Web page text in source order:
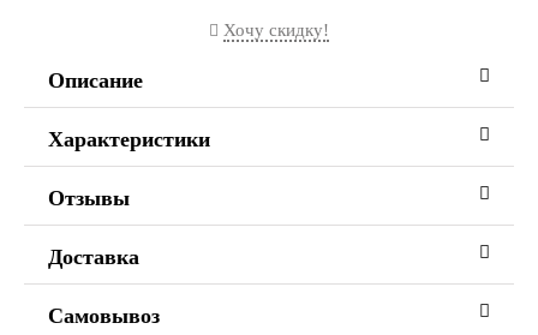
Хочу скидку!
Описание
Характеристики
Отзывы
Доставка
Самовывоз